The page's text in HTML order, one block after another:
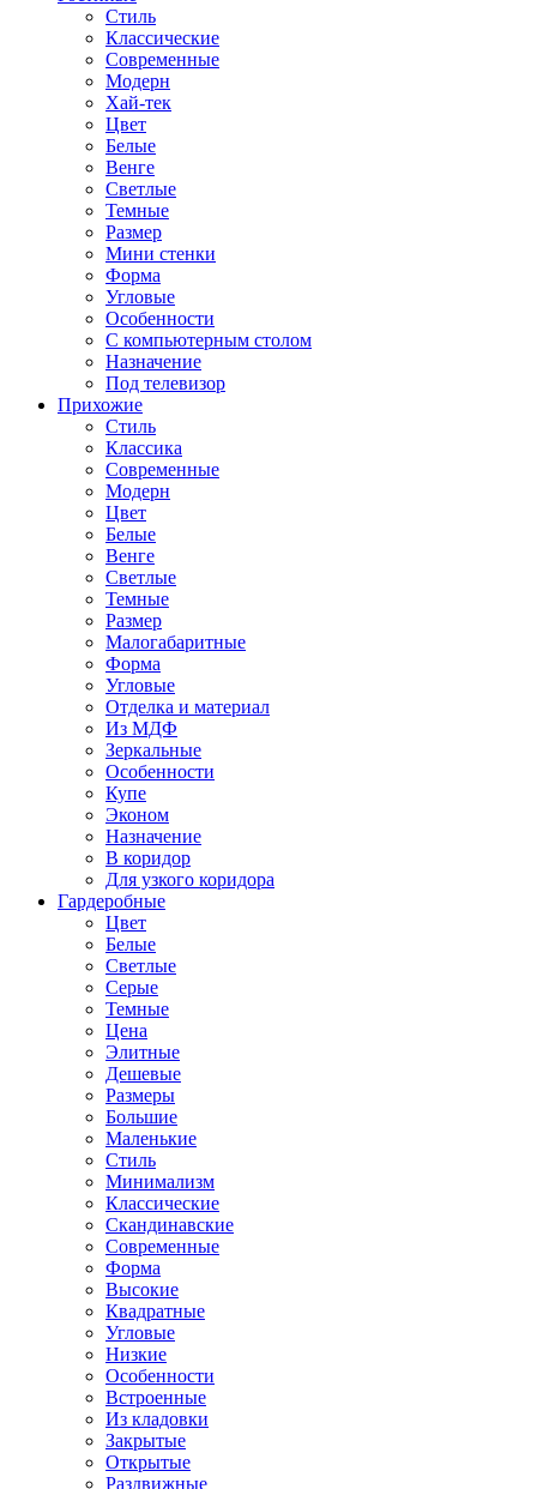
Стиль
Классические
Современные
Модерн
Хай-тек
Цвет
Белые
Венге
Светлые
Темные
Размер
Мини стенки
Форма
Угловые
Особенности
С компьютерным столом
Назначение
Под телевизор
Прихожие
Стиль
Классика
Современные
Модерн
Цвет
Белые
Венге
Светлые
Темные
Размер
Малогабаритные
Форма
Угловые
Отделка и материал
Из МДФ
Зеркальные
Особенности
Купе
Эконом
Назначение
В коридор
Для узкого коридора
Гардеробные
Цвет
Белые
Светлые
Серые
Темные
Цена
Элитные
Дешевые
Размеры
Большие
Маленькие
Стиль
Минимализм
Классические
Скандинавские
Современные
Форма
Высокие
Квадратные
Угловые
Низкие
Особенности
Встроенные
Из кладовки
Закрытые
Открытые
Раздвижные